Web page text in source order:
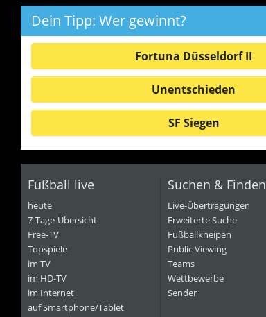
Dein Tipp: Wer gewinnt?
Fortuna Düsseldorf II
Unentschieden
SF Siegen
Fußball live
heute
7-Tage-Übersicht
Free-TV
Topspiele
im TV
im HD-TV
im Internet
auf Smartphone/Tablet
Suchen & Finden
Live-Übertragungen
Erweiterte Suche
Fußballkneipen
Public Viewing
Teams
Wettbewerbe
Sender